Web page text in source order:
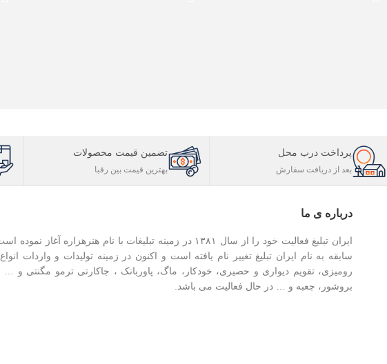
پرداخت درب محل
بعد از دریافت سفارش
تضمین قیمت محصولات
بهترین قیمت بین رقبا
درباره ی ما
سابقه به نام ایران تبلیغ تغییر نام یافته است و اکنون در زمینه تولیدات و واردات
رومیزی، تقویم دیواری و حصیری، خودکار، ماگ، پاوربانک ، جاکارتی ترمو مگنتی و
بروشور، جعبه و … در حال فعالیت می باشد.